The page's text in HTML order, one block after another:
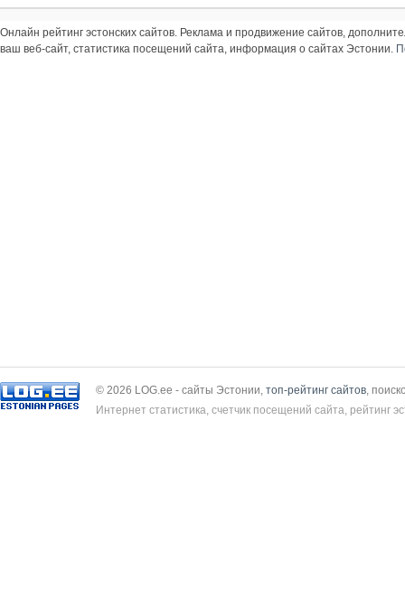
Онлайн рейтинг эстонских сайтов. Реклама и продвижение сайтов,
ваш веб-сайт, статистика посещений сайта, информация о сайтах Эстонии.
© 2026 LOG.ee - сайты Эстонии, топ-рейтинг сайтов ,
Интернет статистика, счетчик посещений сайта, рейтинг